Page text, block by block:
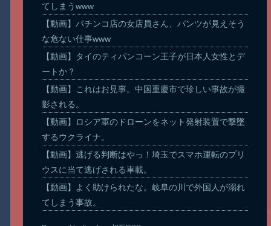
てしまうwww
【動画】パチンコ店の女店員さん、パンツが見えそう
な危ない仕事www
【動画】タイのティパンコーン王子が日本人女性とデ
ートか？
【動画】これはお見事。中国重慶市で珍しい事故が撮
影される。
【動画】ロシア軍のドローンをネット発射装置で撃墜
するウクライナ。
【動画】逃げる判断はやっ！埼玉でスマホ運転のプリ
ウスに当て逃げされる車載。
【動画】よく助けられたな。岐阜の川で外国人が溺れ
てしまう事故。